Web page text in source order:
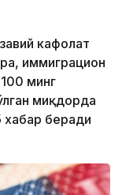
кафолат
иммиграцион
минг
миқдорда
хабар беради